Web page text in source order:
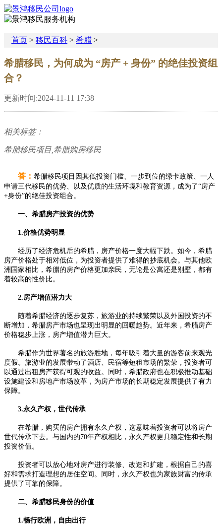
首页 > 移民百科 > 希腊 >
希腊移民，为何成为 “房产 + 身份” 的绝佳投资组
合？
更新时间:2024-11-11 17:38
相关标签：
希腊移民项目,希腊购房移民
答： 希腊移民项目因其低投资门槛、一步到位的绿卡政策、一人
申请三代移民的优势、以及优质的生活环境和教育资源，成为了“房产
+身份”的绝佳投资组合。
一、希腊房产投资的优势
1.价格优势明显
经历了经济危机后的希腊，房产价格一度大幅下跌。如今，希腊
房产价格处于相对低位，为投资者提供了难得的抄底机会。与其他欧
洲国家相比，希腊的房产价格更加亲民，无论是公寓还是别墅，都有
着较高的性价比。
2.房产增值潜力大
随着希腊经济的逐步复苏，旅游业的持续繁荣以及外国投资的不
断增加，希腊房产市场也呈现出明显的回暖趋势。近年来，希腊房产
价格稳步上涨，房产增值潜力巨大。
希腊作为世界著名的旅游胜地，每年吸引着大量的游客前来观光
度假。旅游业的发展带动了酒店、民宿等短租市场的繁荣，投资者可
以通过出租房产获得可观的收益。同时，希腊政府也在积极推动基础
设施建设和房地产市场改革，为房产市场的长期稳定发展提供了有力
保障。
3.永久产权，世代传承
在希腊，购买的房产拥有永久产权，这意味着投资者可以将房产
世代传承下去。与国内的70年产权相比，永久产权更具稳定性和长期
投资价值。
投资者可以放心地对房产进行装修、改造和扩建，根据自己的喜
好和需求打造理想的居住空间。同时，永久产权也为家族财富的传承
提供了可靠的保障。
二、希腊移民身份的价值
1.畅行欧洲，自由出行